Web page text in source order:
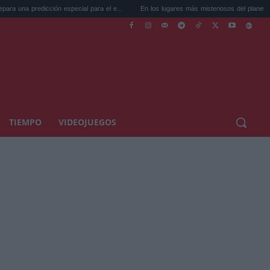
especial para el e... En los lugares más misteriosos del planeta: Stoneh...
TIEMPO VIDEOJUEGOS